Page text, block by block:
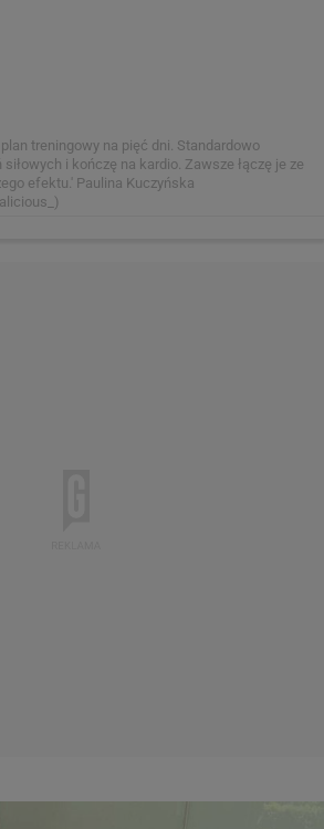
treningowy na pięć dni. Standardowo
i kończę na kardio. Zawsze łączę je ze
efektu.' Paulina Kuczyńska